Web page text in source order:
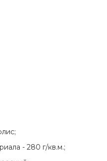
- 280 г/кв.м.;